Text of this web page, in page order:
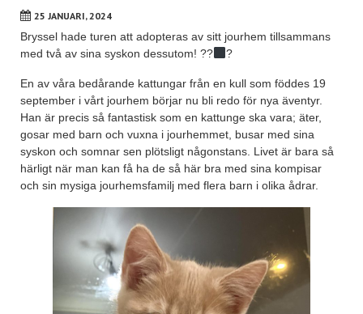
25 JANUARI, 2024
Bryssel hade turen att adopteras av sitt jourhem tillsammans
med två av sina syskon dessutom! ??‍
?
En av våra bedårande kattungar från en kull som föddes 19
september i vårt jourhem börjar nu bli redo för nya äventyr.
Han är precis så fantastisk som en kattunge ska vara; äter,
gosar med barn och vuxna i jourhemmet, busar med sina
syskon och somnar sen plötsligt någonstans. Livet är bara så
härligt när man kan få ha de så här bra med sina kompisar
och sin mysiga jourhemsfamilj med flera barn i olika ådrar.